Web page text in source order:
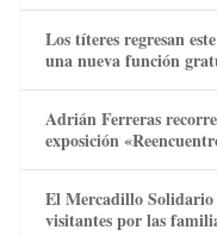
Los títeres regresan
una nueva función
Adrián Ferreras
exposición
El Mercadillo
visitantes por las